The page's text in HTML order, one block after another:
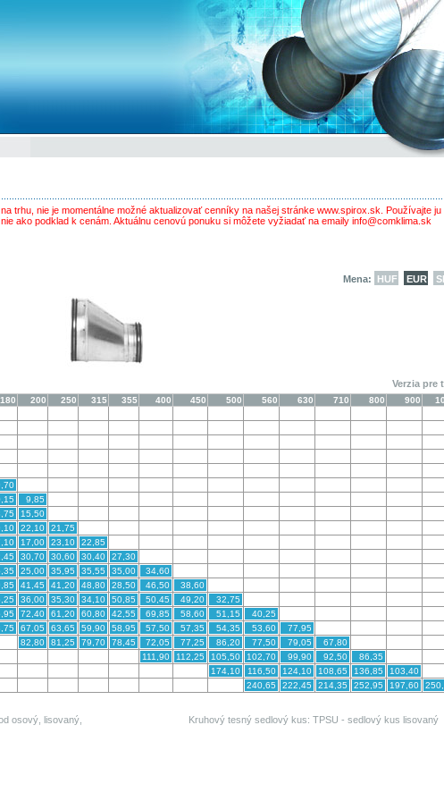
trhu, nie je momentálne možné aktualizovať cenníky na našej stránke www.spirox.sk. Používajte ju
ako podklad k cenám. Aktuálnu cenovú ponuku si môžete vyžiadať na emaily info@comklima.sk
Mena: HUF EUR
Verzia pre
180 200 250 315 355 400 450 500 560 630 710 800 900
9,85
15,50
22,10
21,75
17,00 23,10
22,85
30,70 30,60 30,40
27,30
25,00 35,95 35,55 35,00
34,60
41,45 41,20 48,80 28,50 46,50
38,60
36,00 35,30 34,10 50,85 50,45 49,20
32,75
72,40 61,20 60,80 42,55 69,85 58,60 51,15
40,25
67,05 63,65 59,90 58,95 57,50 57,35 54,35 53,60
77,95
82,80 81,25 79,70 78,45 72,05 77,25 86,20 77,50 79,05
67,80
111,90 112,25 105,50 102,70 99,90 92,50
86,35
174,10 116,50 124,10 108,65 136,85
103,40
240,65 222,45 214,35 252,95 197,60
osový, lisovaný,
Kruhový tesný sedlový kus: TPSU - sedlový kus lisovaný